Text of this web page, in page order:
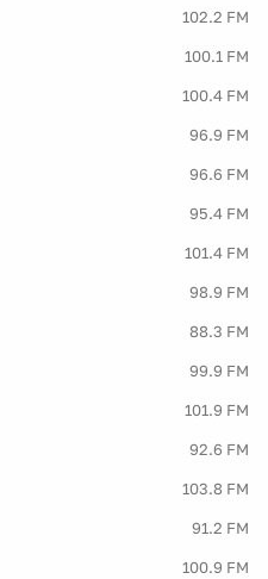
102.2 FM
100.1 FM
100.4 FM
96.9 FM
96.6 FM
95.4 FM
101.4 FM
98.9 FM
88.3 FM
99.9 FM
101.9 FM
92.6 FM
103.8 FM
91.2 FM
100.9 FM